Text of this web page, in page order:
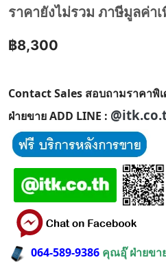
ราคายังไม่รวม ภาษีมูลค่าเ
฿8,300
Contact Sales สอบถามราคาพิ
ฝ่ายขาย ADD LINE :
064-589-9386 คุณอุ๊ ฝ่ายขา